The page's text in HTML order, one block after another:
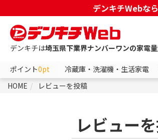
デンキチWebな
デンキチは埼玉県下業界ナンバーワンの家電
ポイント0pt 冷蔵庫・洗濯機・生活家電
HOME
レビューを投稿
レビュー